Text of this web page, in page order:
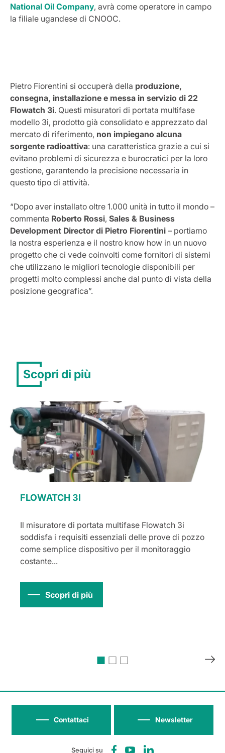
National Oil Company, avrà come operatore in campo
la filiale ugandese di CNOOC.
Pietro Fiorentini si occuperà della produzione,
consegna, installazione e messa in servizio di 22
Flowatch 3i. Questi misuratori di portata multifase
modello 3i, prodotto già consolidato e apprezzato dal
mercato di riferimento, non impiegano alcuna
sorgente radioattiva: una caratteristica grazie a cui si
evitano problemi di sicurezza e burocratici per la loro
gestione, garantendo la precisione necessaria in
questo tipo di attività.
“Dopo aver installato oltre 1.000 unità in tutto il mondo –
commenta Roberto Rossi, Sales & Business
Development Director di Pietro Fiorentini – portiamo
la nostra esperienza e il nostro know how in un nuovo
progetto che ci vede coinvolti come fornitori di sistemi
che utilizzano le migliori tecnologie disponibili per
progetti molto complessi anche dal punto di vista della
posizione geografica”.
Scopri di più
FLOWATCH 3I
Il misuratore di portata multifase Flowatch 3i
soddisfa i requisiti essenziali delle prove di pozzo
come semplice dispositivo per il monitoraggio
costante...
Scopri di più
Seguici su
Newsletter
Contattaci